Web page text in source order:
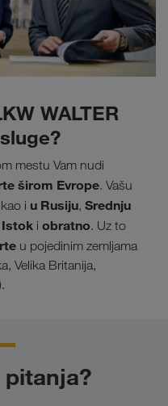
WALTER
mestu Vam nudi
širom Evrope. Vašu
kao i u Rusiju, Srednju
Istok i obratno. Uz to
u pojedinim zemljama
Velika Britanija,